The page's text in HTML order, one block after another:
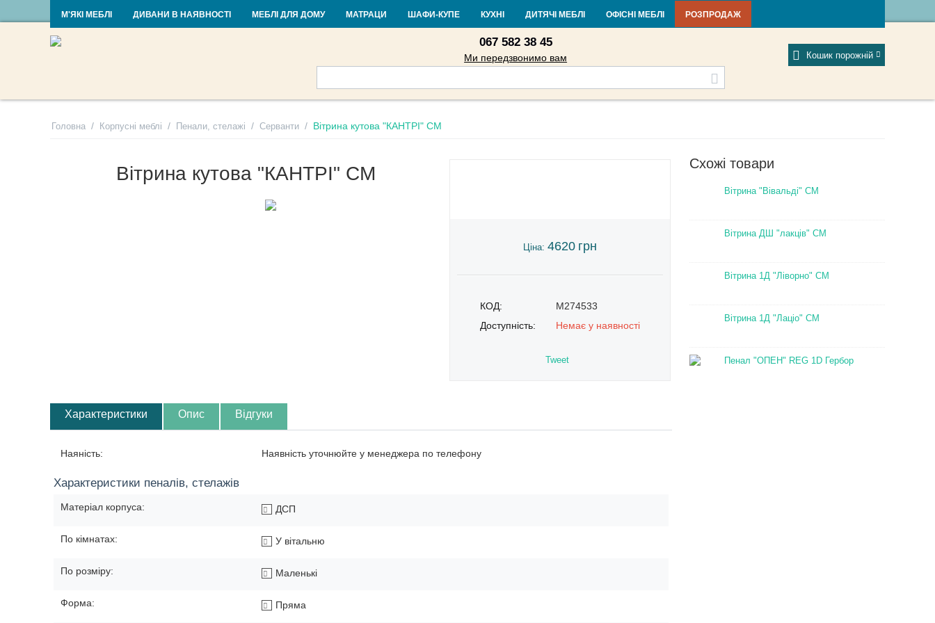
RU UA Контакти Доставка і оплата Гарантія та повернення Кредит Статті та новини Фабрики
067 582 38 45
Ми передзвонимо вам Кошик порожній
М'ЯКІ МЕБЛІ ДИВАНИ В НАЯВНОСТІ МЕБЛІ ДЛЯ ДОМУ МАТРАЦИ ШАФИ-КУПЕ КУХНІ ДИТЯЧІ МЕБЛІ ОФІСНІ МЕБЛІ РОЗПРОДАЖ
Головна / Корпусні меблі / Пенали, стелажі / Серванти / Вітрина кутова "КАНТРІ" СМ
Вітрина кутова "КАНТРІ" СМ
Ціна: 4620 грн
КОД:
M274533
Доступність:
Немає у наявності
Tweet
Характеристики Опис Відгуки
Наяність: Наявність уточнюйте у менеджера по телефону
Характеристики пеналів, стелажів
Матеріал корпуса: ДСП
По кімнатах: У вітальню
По розміру: Маленькі
Форма: Пряма
Схожі товари
Вітрина "Вівальді" СМ
Вітрина ДШ "лакців" СМ
Вітрина 1Д "Ліворно" СМ
Вітрина 1Д "Лаціо" СМ
Пенал "ОПЕН" REG 1D Гербор